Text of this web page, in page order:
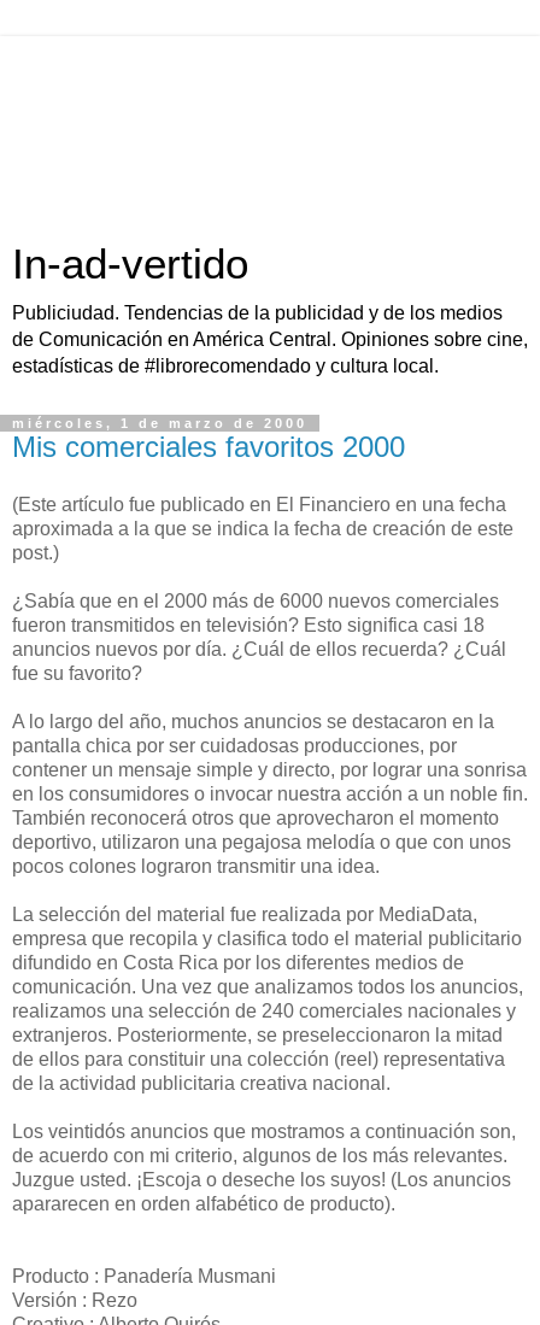
In-ad-vertido
Publiciudad. Tendencias de la publicidad y de los medios
de Comunicación en América Central. Opiniones sobre cine,
estadísticas de #librorecomendado y cultura local.
miércoles, 1 de marzo de 2000
Mis comerciales favoritos 2000
(Este artículo fue publicado en El Financiero en una fecha
aproximada a la que se indica la fecha de creación de este
post.)
¿Sabía que en el 2000 más de 6000 nuevos comerciales
fueron transmitidos en televisión? Esto significa casi 18
anuncios nuevos por día. ¿Cuál de ellos recuerda? ¿Cuál
fue su favorito?
A lo largo del año, muchos anuncios se destacaron en la
pantalla chica por ser cuidadosas producciones, por
contener un mensaje simple y directo, por lograr una sonrisa
en los consumidores o invocar nuestra acción a un noble fin.
También reconocerá otros que aprovecharon el momento
deportivo, utilizaron una pegajosa melodía o que con unos
pocos colones lograron transmitir una idea.
La selección del material fue realizada por MediaData,
empresa que recopila y clasifica todo el material publicitario
difundido en Costa Rica por los diferentes medios de
comunicación. Una vez que analizamos todos los anuncios,
realizamos una selección de 240 comerciales nacionales y
extranjeros. Posteriormente, se preseleccionaron la mitad
de ellos para constituir una colección (reel) representativa
de la actividad publicitaria creativa nacional.
Los veintidós anuncios que mostramos a continuación son,
de acuerdo con mi criterio, algunos de los más relevantes.
Juzgue usted. ¡Escoja o deseche los suyos! (Los anuncios
apararecen en orden alfabético de producto).
Producto : Panadería Musmani
Versión : Rezo